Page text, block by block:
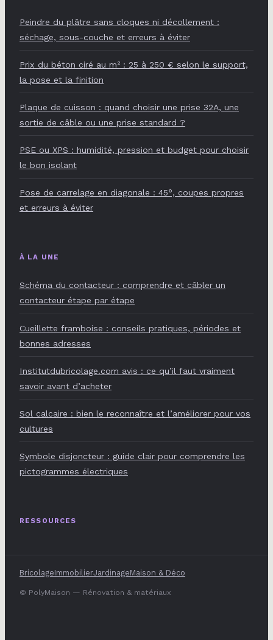
Peindre du plâtre sans cloques ni décollement :
séchage, sous-couche et erreurs à éviter
Prix du béton ciré au m² : 25 à 250 € selon le support,
la pose et la finition
Plaque de cuisson : quand choisir une prise 32A, une
sortie de câble ou une prise standard ?
PSE ou XPS : humidité, pression et budget pour choisir
le bon isolant
Pose de carrelage en diagonale : 45°, coupes propres
et erreurs à éviter
À LA UNE
Schéma du contacteur : comprendre et câbler un
contacteur étape par étape
Cueillette framboise : conseils pratiques, périodes et
bonnes adresses
Institutdubricolage.com avis : ce qu’il faut vraiment
savoir avant d’acheter
Sol calcaire : bien le reconnaître et l’améliorer pour vos
cultures
Symbole disjoncteur : guide clair pour comprendre les
pictogrammes électriques
RESSOURCES
BricolageImmobilierJardinageMaison & Déco
© PolyMaison — Rénovation & matériaux